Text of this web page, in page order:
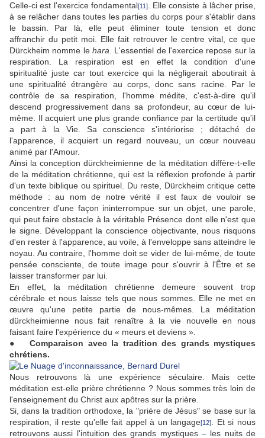
Celle-ci est l'exercice fondamental[11]. Elle consiste à lâcher prise,
à se relâcher dans toutes les parties du corps pour s'établir dans
le bassin. Par là, elle peut éliminer toute tension et donc
affranchir du petit moi. Elle fait retrouver le centre vital, ce que
Dürckheim nomme le hara . L'essentiel de l'exercice repose sur la
respiration. La respiration est en effet la condition d'une
spiritualité juste car tout exercice qui la négligerait aboutirait à
une spiritualité étrangère au corps, donc sans racine. Par le
contrôle de sa respiration, l'homme médite, c'est-à-dire qu'il
descend progressivement dans sa profondeur, au cœur de lui-
même. Il acquiert une plus grande confiance par la certitude qu'il
a part à la Vie. Sa conscience s'intériorise ; détaché de
l'apparence, il acquiert un regard nouveau, un cœur nouveau
animé par l'Amour.
Ainsi la conception dürckheimienne de la méditation diffère-t-elle
de la méditation chrétienne, qui est la réflexion profonde à partir
d'un texte biblique ou spirituel. Du reste, Dürckheim critique cette
méthode : au nom de notre vérité il est faux de vouloir se
concentrer d'une façon ininterrompue sur un objet, une parole,
qui peut faire obstacle à la véritable Présence dont elle n'est que
le signe. Développant la conscience objectivante, nous risquons
d'en rester à l'apparence, au voile, à l'enveloppe sans atteindre le
noyau. Au contraire, l'homme doit se vider de lui-même, de toute
pensée consciente, de toute image pour s'ouvrir à l'Être et se
laisser transformer par lui.
En effet, la méditation chrétienne demeure souvent trop
cérébrale et nous laisse tels que nous sommes. Elle ne met en
œuvre qu'une petite partie de nous-mêmes. La méditation
dürckheimienne nous fait renaître à la vie nouvelle en nous
faisant faire l'expérience du « meurs et deviens ».
● Comparaison avec la tradition des grands mystiques
chrétiens.
Nous retrouvons là une expérience séculaire. Mais cette
méditation est-elle prière chrétienne ? Nous sommes très loin de
l'enseignement du Christ aux apôtres sur la prière.
Si, dans la tradition orthodoxe, la "prière de Jésus" se base sur la
respiration, il reste qu'elle fait appel à un langage[12]
. Et si nous
retrouvons aussi l'intuition des grands mystiques – les nuits de